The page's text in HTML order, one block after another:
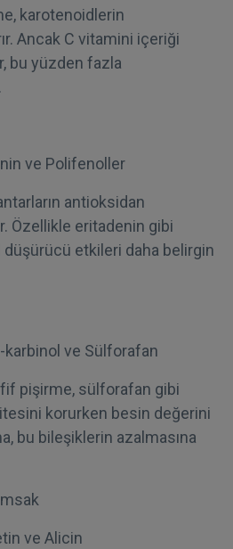
karotenoidlerin
Ancak C vitamini içeriği
bu yüzden fazla
ve Polifenoller
antioksidan
Özellikle eritadenin gibi
etkileri daha belirgin
karbinol ve Sülforafan
pişirme, sülforafan gibi
korurken besin değerini
bu bileşiklerin azalmasına
ve Alicin